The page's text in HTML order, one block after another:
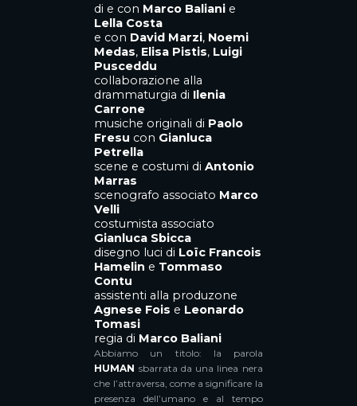
di e con Marco Baliani e
Lella Costa
e con David Marzi, Noemi
Medas, Elisa Pistis, Luigi
Pusceddu
collaborazione alla
drammaturgia di Ilenia
Carrone
musiche originali di Paolo
Fresu con Gianluca
Petrella
scene e costumi diAntonio
Marras
scenografo associato Marco
Velli
costumista associato
Gianluca Sbicca
disegno luci di Loïc Francois
Hamelin e Tommaso
Contu
assistenti alla produzone
Agnese Fois e Leonardo
Tomasi
regia di Marco Baliani
Abbiamo un titolo: la parola
HUMAN sbarrata da una linea nera
che l’attraversa, come a significare la
presenza dell’umano e al tempo